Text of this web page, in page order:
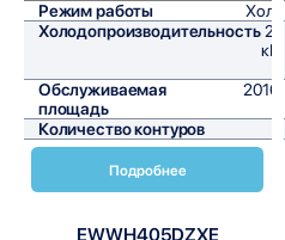
Режим работы
Холод
Холодопроизводительность 242
кВт/
Обслуживаемая
площадь
2016,7
Количество контуров
Подробнее
EWWH405DZXE